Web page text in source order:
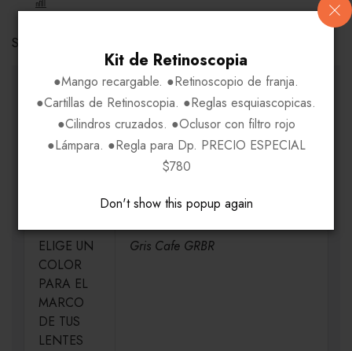
Kit de Retinoscopia
●Mango recargable. ●Retinoscopio de franja.
●Cartillas de Retinoscopia. ●Reglas esquiascopicas.
●Cilindros cruzados. ●Oclusor con filtro rojo
●Lámpara. ●Regla para Dp. PRECIO ESPECIAL
$780
Don't show this popup again
Share Link:
INFORMACIÓN ADICIONAL
MEDIDAS H52-V35-P17-VA140
Acetato
ELIGE UN
COLOR
PARA EL
MARCO
DE TUS
LENTES
Gris Cafe GRBR